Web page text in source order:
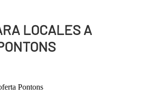
LOCALES A